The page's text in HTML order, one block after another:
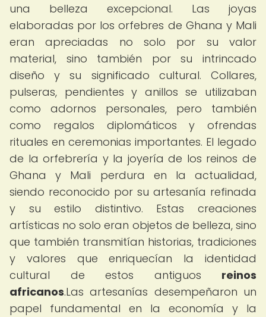
una belleza excepcional. Las joyas
elaboradas por los orfebres de Ghana y Mali
eran apreciadas no solo por su valor
material, sino también por su intrincado
diseño y su significado cultural. Collares,
pulseras, pendientes y anillos se utilizaban
como adornos personales, pero también
como regalos diplomáticos y ofrendas
rituales en ceremonias importantes. El legado
de la orfebrería y la joyería de los reinos de
Ghana y Mali perdura en la actualidad,
siendo reconocido por su artesanía refinada
y su estilo distintivo. Estas creaciones
artísticas no solo eran objetos de belleza, sino
que también transmitían historias, tradiciones
y valores que enriquecían la identidad
cultural de estos antiguos reinos
africanos.Las artesanías desempeñaron un
papel fundamental en la economía y la